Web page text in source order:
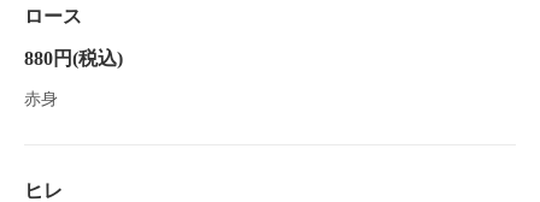
ロース
880円(税込)
赤身
ヒレ